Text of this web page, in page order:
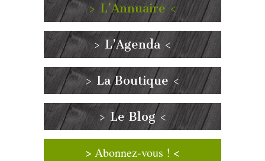
> L’Annuaire <
> L’Agenda <
> La Boutique <
> Le Blog <
> Abonnez-vous ! <